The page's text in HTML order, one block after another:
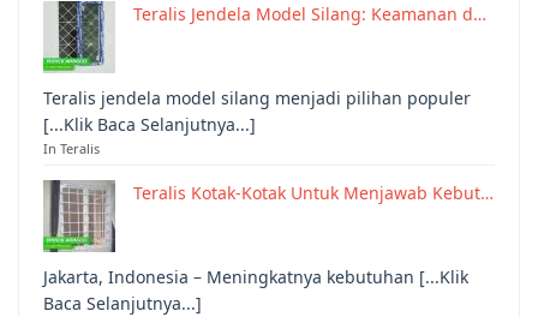
Teralis Jendela Model Silang: Keamanan d…
Teralis jendela model silang menjadi pilihan populer
[...Klik Baca Selanjutnya...]
In Teralis
Teralis Kotak-Kotak Untuk Menjawab Kebut…
Jakarta, Indonesia – Meningkatnya kebutuhan [...Klik
Baca Selanjutnya...]